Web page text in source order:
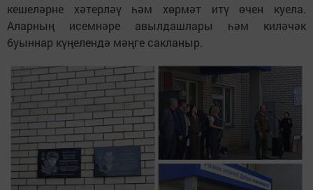
кешеләрне хәтерләү һәм хөрмәт итү өчен куела.
Аларның исемнәре авылдашлары һәм киләчәк
буыннар күңелендә мәңге сакланыр.